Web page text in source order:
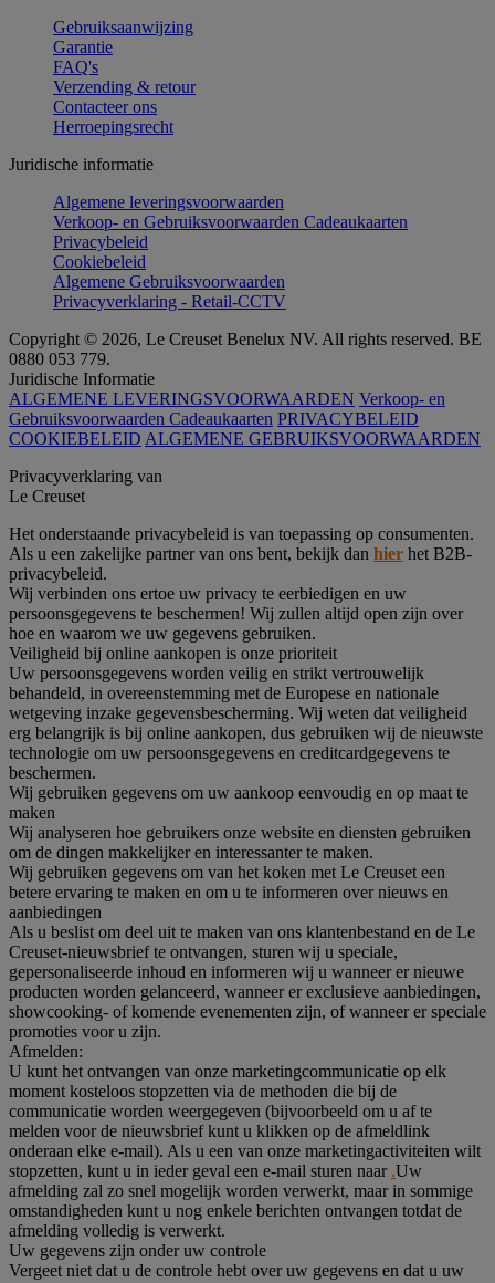
Gebruiksaanwijzing
Garantie
FAQ's
Verzending & retour
Contacteer ons
Herroepingsrecht
Juridische informatie
Algemene leveringsvoorwaarden
Verkoop- en Gebruiksvoorwaarden Cadeaukaarten
Privacybeleid
Cookiebeleid
Algemene Gebruiksvoorwaarden
Privacyverklaring - Retail-CCTV
Copyright © 2026, Le Creuset Benelux NV. All rights reserved. BE
0880 053 779.
Juridische Informatie
ALGEMENE LEVERINGSVOORWAARDEN Verkoop- en
Gebruiksvoorwaarden Cadeaukaarten PRIVACYBELEID
COOKIEBELEID ALGEMENE GEBRUIKSVOORWAARDEN
Privacyverklaring van
Le Creuset
Het onderstaande privacybeleid is van toepassing op consumenten.
Als u een zakelijke partner van ons bent, bekijk dan hier het B2B-
privacybeleid.
Wij verbinden ons ertoe uw privacy te eerbiedigen en uw
persoonsgegevens te beschermen! Wij zullen altijd open zijn over
hoe en waarom we uw gegevens gebruiken.
Veiligheid bij online aankopen is onze prioriteit
Uw persoonsgegevens worden veilig en strikt vertrouwelijk
behandeld, in overeenstemming met de Europese en nationale
wetgeving inzake gegevensbescherming. Wij weten dat veiligheid
erg belangrijk is bij online aankopen, dus gebruiken wij de nieuwste
technologie om uw persoonsgegevens en creditcardgegevens te
beschermen.
Wij gebruiken gegevens om uw aankoop eenvoudig en op maat te
maken
Wij analyseren hoe gebruikers onze website en diensten gebruiken
om de dingen makkelijker en interessanter te maken.
Wij gebruiken gegevens om van het koken met Le Creuset een
betere ervaring te maken en om u te informeren over nieuws en
aanbiedingen
Als u beslist om deel uit te maken van ons klantenbestand en de Le
Creuset-nieuwsbrief te ontvangen, sturen wij u speciale,
gepersonaliseerde inhoud en informeren wij u wanneer er nieuwe
producten worden gelanceerd, wanneer er exclusieve aanbiedingen,
showcooking- of komende evenementen zijn, of wanneer er speciale
promoties voor u zijn.
Afmelden:
U kunt het ontvangen van onze marketingcommunicatie op elk
moment kosteloos stopzetten via de methoden die bij de
communicatie worden weergegeven (bijvoorbeeld om u af te
melden voor de nieuwsbrief kunt u klikken op de afmeldlink
onderaan elke e-mail). Als u een van onze marketingactiviteiten wilt
stopzetten, kunt u in ieder geval een e-mail sturen naar .Uw
afmelding zal zo snel mogelijk worden verwerkt, maar in sommige
omstandigheden kunt u nog enkele berichten ontvangen totdat de
afmelding volledig is verwerkt.
Uw gegevens zijn onder uw controle
Vergeet niet dat u de controle hebt over uw gegevens en dat u uw